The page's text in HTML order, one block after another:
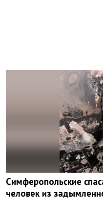
Симферопольские
человек из